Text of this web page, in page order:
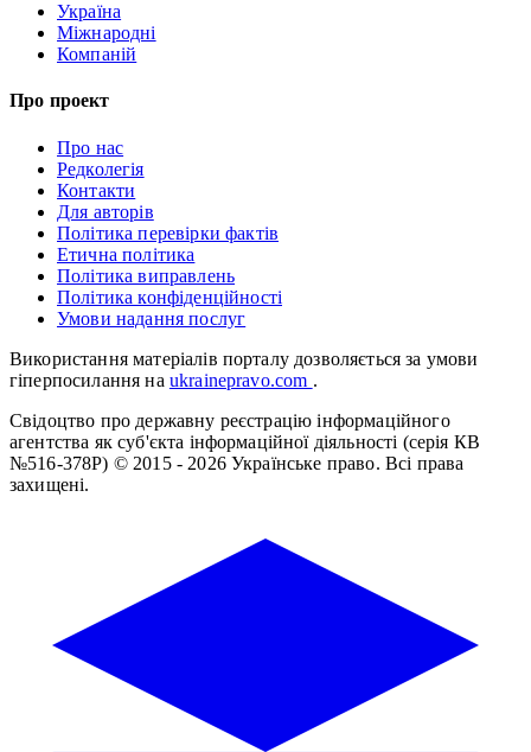
Україна
Міжнародні
Компаній
Про проект
Про нас
Редколегія
Контакти
Для авторів
Політика перевірки фактів
Етична політика
Політика виправлень
Політика конфіденційності
Умови надання послуг
Використання матеріалів порталу дозволяється за умови
гіперпосилання на ukrainepravo.com .
Свідоцтво про державну реєстрацію інформаційного
агентства як суб'єкта інформаційної діяльності (серія КВ
№516-378Р) © 2015 - 2026 Українське право. Всі права
захищені.